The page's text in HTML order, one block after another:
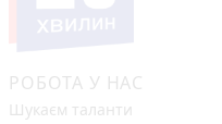
РОБОТА У НАС
Шукаєм таланти